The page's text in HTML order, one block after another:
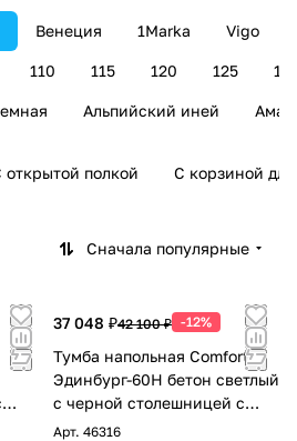
ную
маш
Венеция 1Marka Vigo
110 115 120 125
Альпийский иней
открытой полкой С корзиной для
Сначала популярные
с
37 048 ₽42 100 ₽ -12%
Тумба напольная Comforty
Эдинбург-60Н бетон светлый
с черной столешницей с
раковиной Comforty 9055RA-
Арт. 46316